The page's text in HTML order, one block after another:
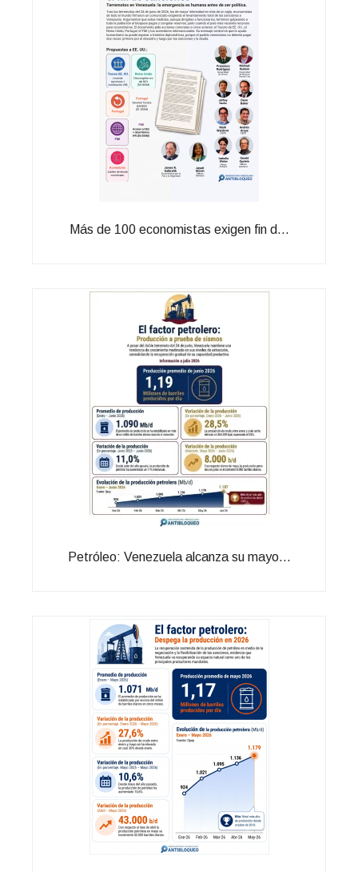
Más de 100 economistas exigen fin d...
Petróleo: Venezuela alcanza su mayo...